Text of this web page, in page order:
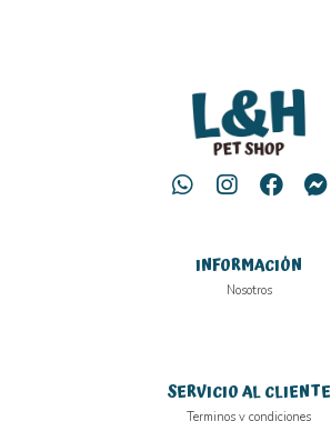
INFORMACIÓN
Nosotros
SERVICIO AL CLIENTE
Terminos y condiciones